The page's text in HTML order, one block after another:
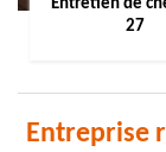
Entretien de
27
Entreprise